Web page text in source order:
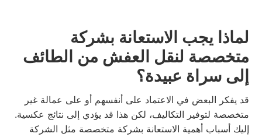
لماذا يجب الاستعانة بشركة
متخصصة لنقل العفش من الطائف
إلى سراة عبيدة؟
قد يفكر البعض في الاعتماد على أنفسهم أو على عمالة غير
متخصصة لتوفير التكاليف، لكن هذا قد يؤدي إلى نتائج عكسية.
إليك أسباب أهمية الاستعانة بشركة متخصصة مثل الشركة